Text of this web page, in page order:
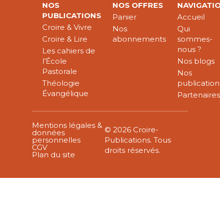
NOS
PUBLICATIONS
Croire & Vivre
Croire & Lire
Les cahiers de
l’École
Pastorale
Théologie
Évangélique
NOS OFFRES
Panier
Nos
abonnements
Accueil
Qui
sommes-
nous ?
Nos blogs
Nos
Partenaires
Mentions légales &
données
personnelles
CGV
Plan du site
© 2026 Croire-
Publications. Tous
droits réservés.